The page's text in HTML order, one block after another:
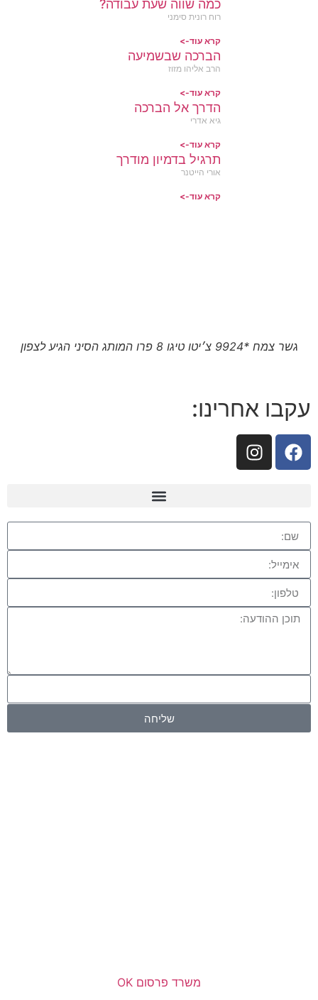
כמה שווה שעת עבודה?
רוח רונית סימני
קרא עוד->
הברכה שבשמיעה
הרב אליהו מזוז
קרא עוד->
הדרך אל הברכה
גיא אדרי
קרא עוד->
תרגיל בדמיון מודרך
אורי הייטנר
קרא עוד->
גשר צמח *9924 צ׳יטו טיגו 8 פרו המותג הסיני הגיע לצפון
עקבו אחרינו:
שליחה
משרד פרסום OK